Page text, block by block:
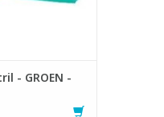
- GROEN -